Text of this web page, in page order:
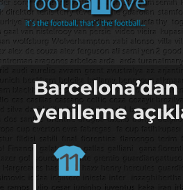
footbaLLove
yenileme